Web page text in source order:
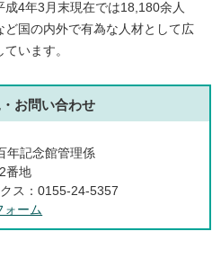
4年3月末現在では18,180余人
国の内外で有為な人材として広
います。
お問い合わせ
年記念館管理係
番地
ス：0155-24-5357
ォーム